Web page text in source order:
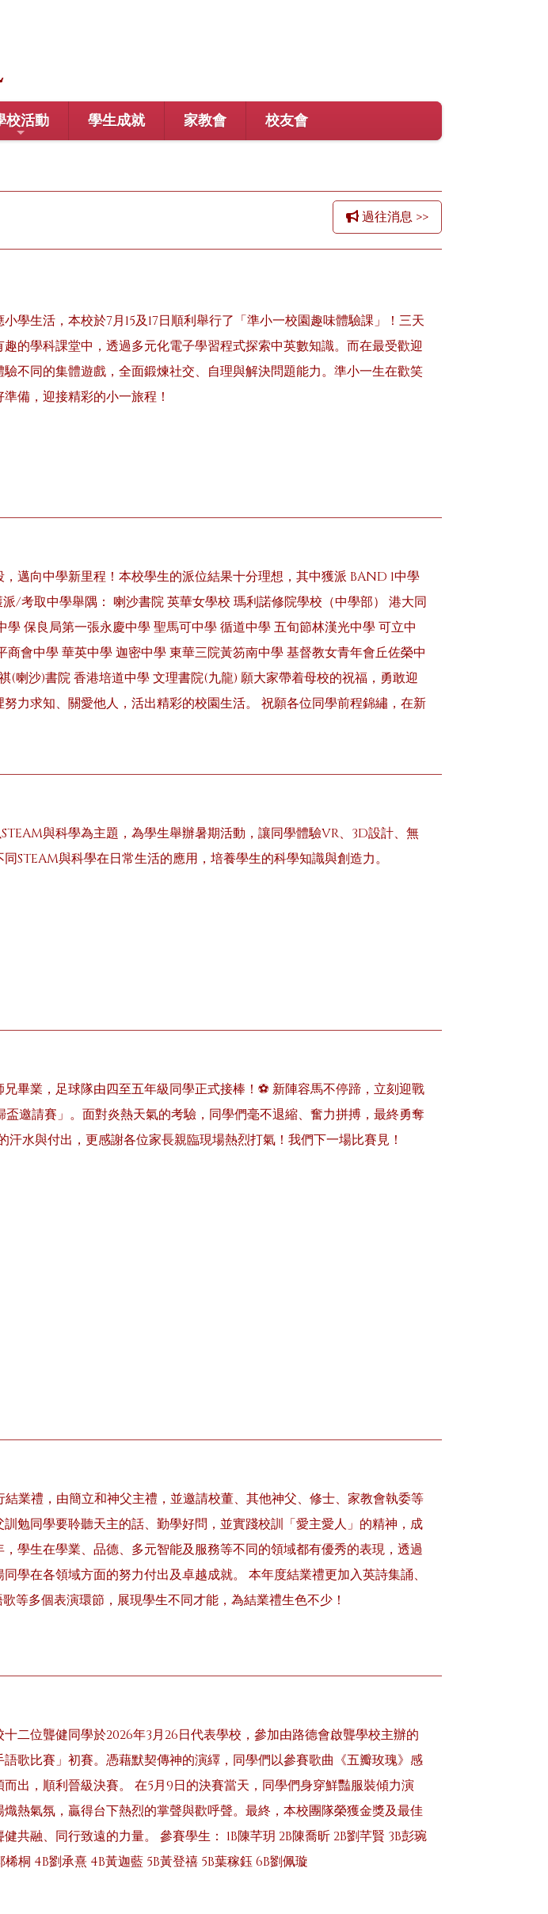
校活動 學生成就 家教會 校友會
過往消息 >>
學生活，本校於7月15及17日順利舉行了「準小一校園趣味體驗課」！三天
的學科課堂中，透過多元化電子學習程式探索中英數知識。而在最受歡迎
不同的集體遊戲，全面鍛煉社交、自理與解決問題能力。準小一生在歡笑
備，迎接精彩的小一旅程！
邁向中學新里程！本校學生的派位結果十分理想，其中獲派 BAND 1中學
派/考取中學舉隅： 喇沙書院 英華女學校 瑪利諾修院學校（中學部） 港大同
學 保良局第一張永慶中學 聖馬可中學 循道中學 五旬節林漢光中學 可立中
商會中學 華英中學 迦密中學 東華三院黃笏南中學 基督教女青年會丘佐榮中
(喇沙)書院 香港培道中學 文理書院(九龍) 願大家帶着母校的祝福，勇敢迎
力求知、關愛他人，活出精彩的校園生活。 祝願各位同學前程錦繡，在新
STEAM與科學為主題，為學生舉辦暑期活動，讓同學體驗VR、3D設計、無
STEAM與科學在日常生活的應用，培養學生的科學知識與創造力。
畢業，足球隊由四至五年級同學正式接棒！⚽ 新陣容馬不停蹄，立刻迎戰
盃邀請賽」。面對炎熱天氣的考驗，同學們毫不退縮、奮力拼搏，最終勇奪
汗水與付出，更感謝各位家長親臨現場熱烈打氣！我們下一場比賽見！
結業禮，由簡立和神父主禮，並邀請校董、其他神父、修士、家教會執委等
勉同學要聆聽天主的話、勤學好問，並實踐校訓「愛主愛人」的精神，成
學生在學業、品德、多元智能及服務等不同的領域都有優秀的表現，透過
學在各領域方面的努力付出及卓越成就。 本年度結業禮更加入英詩集誦、
等多個表演環節，展現學生不同才能，為結業禮生色不少！
二位聾健同學於2026年3月26日代表學校，參加由路德會啟聾學校主辦的
語歌比賽」初賽。憑藉默契傳神的演繹，同學們以參賽歌曲《五瓣玫瑰》感
出，順利晉級決賽。 在5月9日的決賽當天，同學們身穿鮮豔服裝傾力演
熱氣氛，贏得台下熱烈的掌聲與歡呼聲。最終，本校團隊榮獲金獎及最佳
共融、同行致遠的力量。 參賽學生： 1B陳芊玥 2B陳喬昕 2B劉芊賢 3B彭琬
桐 4B劉承熹 4B黃迦藍 5B黃登禧 5B葉稼鈺 6B劉佩璇